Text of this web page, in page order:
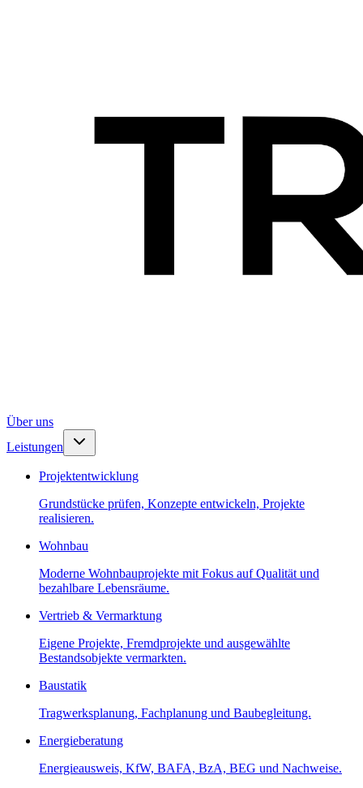
Über uns
Leistungen
Projektentwicklung
Grundstücke prüfen, Konzepte entwickeln, Projekte
realisieren.
Wohnbau
Moderne Wohnbauprojekte mit Fokus auf Qualität und
bezahlbare Lebensräume.
Vertrieb & Vermarktung
Eigene Projekte, Fremdprojekte und ausgewählte
Bestandsobjekte vermarkten.
Baustatik
Tragwerksplanung, Fachplanung und Baubegleitung.
Energieberatung
Energieausweis, KfW, BAFA, BzA, BEG und Nachweise.